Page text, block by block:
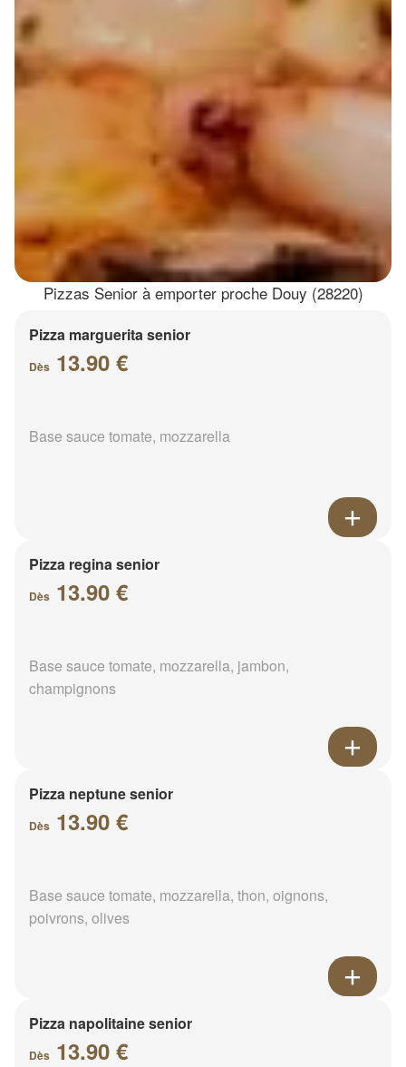
Pizzas Senior à emporter proche Douy (28220)
Pizza marguerita senior
Dès 13.90 €
Base sauce tomate, mozzarella
Pizza regina senior
Dès 13.90 €
Base sauce tomate, mozzarella, jambon,
champignons
Pizza neptune senior
Dès 13.90 €
Base sauce tomate, mozzarella, thon, oignons,
poivrons, olives
Pizza napolitaine senior
Dès 13.90 €